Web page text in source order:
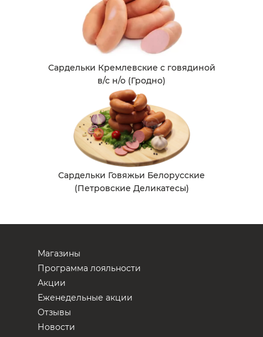
Сардельки Кремлевские с говядиной
в/с н/о (Гродно)
Сардельки Говяжьи Белорусские
(Петровские Деликатесы)
Магазины
Программа лояльности
Акции
Еженедельные акции
Отзывы
Новости